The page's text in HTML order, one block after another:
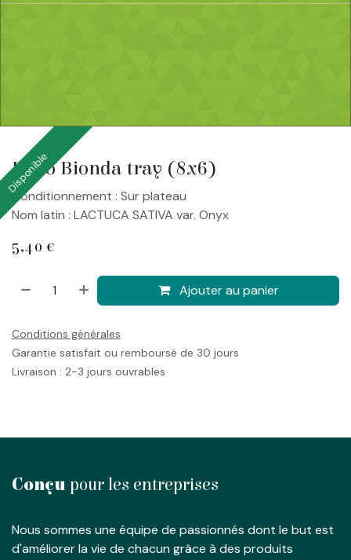
Lollo Bionda tray (8x6)
Disponible
Conditionnement : Sur plateau
Nom latin : LACTUCA SATIVA var. Onyx
5,40 €
Ajouter au panier
Conditions générales
Garantie satisfait ou remboursé de 30 jours
Livraison : 2-3 jours ouvrables
Conçu pour les entreprises
Nous sommes une équipe de passionnés dont le but est
d'améliorer la vie de chacun grâce à des produits